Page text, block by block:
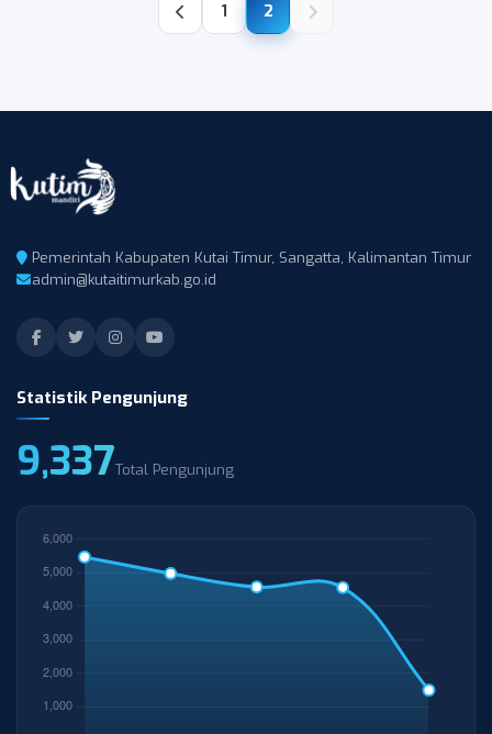
1 2
Pemerintah Kabupaten Kutai Timur, Sangatta, Kalimantan Timur
admin@kutaitimurkab.go.id
Statistik Pengunjung
9,337Total Pengunjung